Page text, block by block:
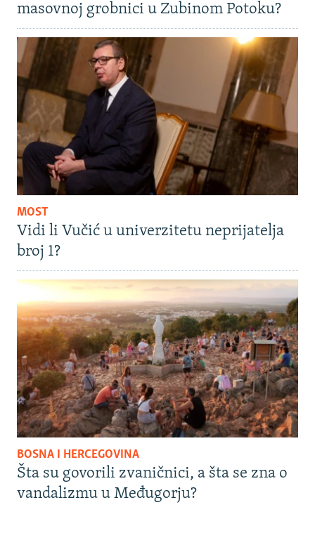
masovnoj grobnici u Zubinom Potoku?
MOST
Vidi li Vučić u univerzitetu neprijatelja
broj 1?
BOSNA I HERCEGOVINA
Šta su govorili zvaničnici, a šta se zna o
vandalizmu u Međugorju?